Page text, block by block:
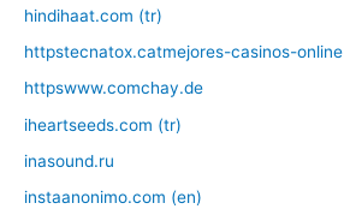
hindihaat.com (tr)
httpstecnatox.catmejores-casinos-online
httpswww.comchay.de
iheartseeds.com (tr)
inasound.ru
instaanonimo.com (en)